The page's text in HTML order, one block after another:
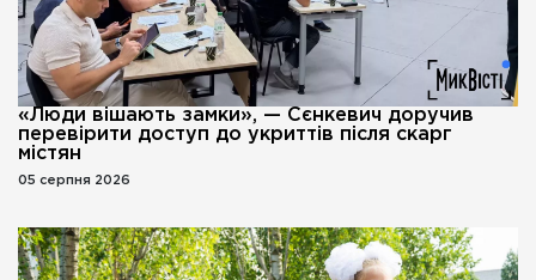
«Люди вішають замки», — Сєнкевич доручив
перевірити доступ до укриттів після скарг
містян
05 серпня 2026